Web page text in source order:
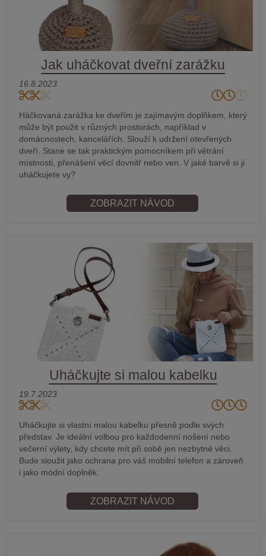
Jak uháčkovat dveřní zarážku
16.8.2023
Háčkovaná zarážka ke dveřím je zajímavým doplňkem, který
může být použit v různých prostorách, například v
domácnostech, kancelářích. Slouží k udržení otevřených
dveří. Stane se tak praktickým pomocníkem při větrání
místnosti, přenášení věcí dovnitř nebo ven. V jaké barvě si ji
uháčkujete vy?
ZOBRAZIT NÁVOD
Uháčkujte si malou kabelku
19.7.2023
Uháčkujte si vlastní malou kabelku přesně podle svých
představ. Je ideální volbou pro každodenní nošení nebo
večerní výlety, kdy chcete mít při sobě jen nezbytné věci.
Bude sloužit jako ochrana pro váš mobilní telefon a zároveň
i jako módní doplněk.
ZOBRAZIT NÁVOD